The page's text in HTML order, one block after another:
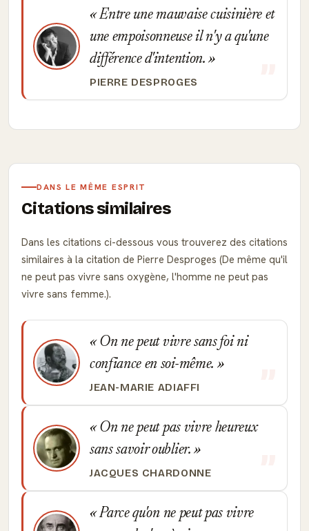
Entre une mauvaise cuisinière et
une empoisonneuse il n'y a qu'une
différence d'intention.
PIERRE DESPROGES
DANS LE MÊME ESPRIT
Citations similaires
Dans les citations ci-dessous vous trouverez des citations
similaires à la citation de Pierre Desproges (De même qu'il
ne peut pas vivre sans oxygène, l'homme ne peut pas
vivre sans femme.).
On ne peut vivre sans foi ni
confiance en soi-même.
JEAN-MARIE ADIAFFI
On ne peut pas vivre heureux
sans savoir oublier.
JACQUES CHARDONNE
Parce qu'on ne peut pas vivre